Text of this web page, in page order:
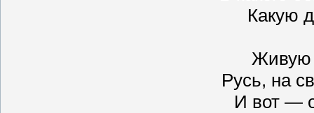
Какую
Живую
Русь, на
И вот —